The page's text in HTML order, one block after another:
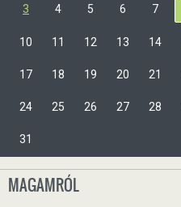
3 4 5 6 7
10 11 12 13 14
17 18 19 20 21
24 25 26 27 28
31
MAGAMRÓL